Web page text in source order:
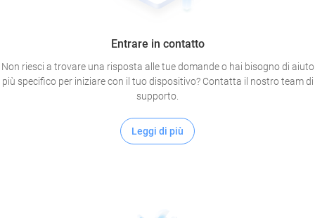
Entrare in contatto
Non riesci a trovare una risposta alle tue domande o hai bisogno di aiuto
più specifico per iniziare con il tuo dispositivo? Contatta il nostro team di
supporto.
Leggi di più